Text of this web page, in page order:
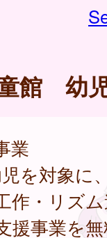
館 幼
業
を対象に
作・リズ
援事業を